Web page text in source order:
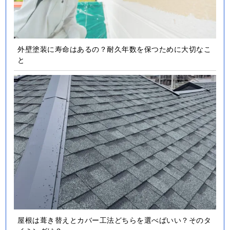
外壁塗装に寿命はあるの？耐久年数を保つために大切なこ
と
屋根は葺き替えとカバー工法どちらを選べばいい？そのタ